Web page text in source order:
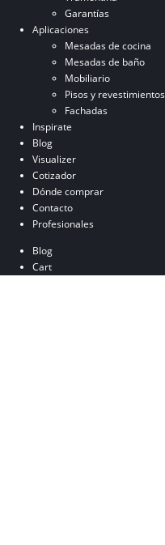
Garantías
Aplicaciones
Mesadas de cocina
Mesadas de baño
Mobiliario
Pisos y revestimientos
Fachadas
Inspirate
Blog
Visualizer
Cotizador
Dónde comprar
Contacto
Profesionales
Blog
Cart